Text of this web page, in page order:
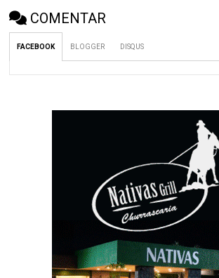
COMENTAR
FACEBOOK BLOGGER DISQUS